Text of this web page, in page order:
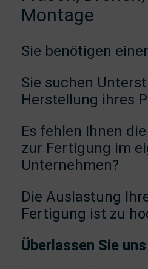
Montage
Sie benötigen
Sie suchen
Herstellung ihres
Es fehlen Ihnen
zur Fertigung im
Unternehmen?
Die Auslastung
Fertigung ist zu
Überlassen Sie